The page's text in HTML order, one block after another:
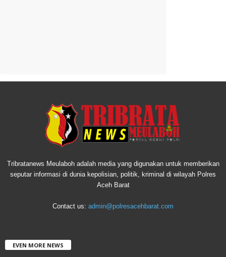
Tribratanews Meulaboh adalah media yang digunakan untuk memberikan
seputar informasi di dunia kepolisian, politik, kriminal di wilayah Polres
Aceh Barat
Contact us: admin@polresacehbarat.com
EVEN MORE NEWS